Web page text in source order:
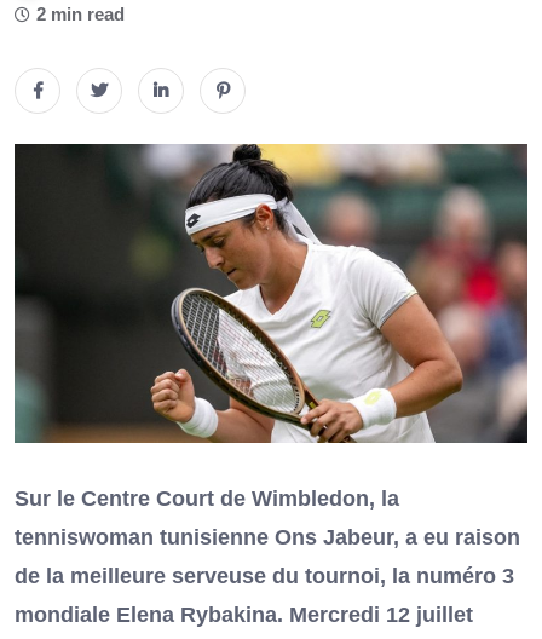
2 min read
Sur le Centre Court de Wimbledon, la
tenniswoman tunisienne Ons Jabeur, a eu raison
de la meilleure serveuse du tournoi, la numéro 3
mondiale Elena Rybakina. Mercredi 12 juillet